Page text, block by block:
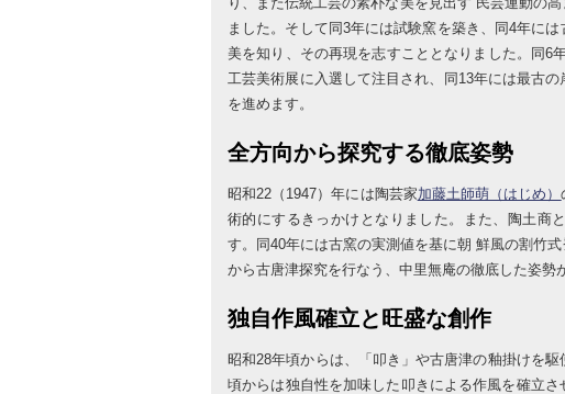
ました。そして同3年には試験窯を築き、同4年に
美を知り、その再現を志すこととなりました。同6
工芸美術展に入選して注目され、同13年には最古
を進めます。
全方向から探究する徹底姿勢
昭和22（1947）年には陶芸家加藤土師萌（はじめ）
術的にするきっかけとなりました。また、陶土商
す。同40年には古窯の実測値を基に朝 鮮風の割竹
から古唐津探究を行なう、中里無庵の徹底した姿勢
独自作風確立と旺盛な創作
昭和28年頃からは、「叩き」や古唐津の釉掛けを
頃からは独自性を加味した叩きによる作風を確立